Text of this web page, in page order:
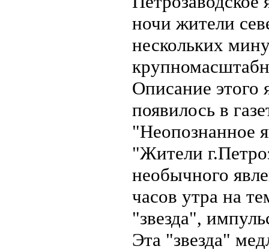
ночи жители
нескольких
Описание этого
появилось в
"Неопознанное
"Жители
необычного
часов утра на
"звезда",
Эта "звезда"